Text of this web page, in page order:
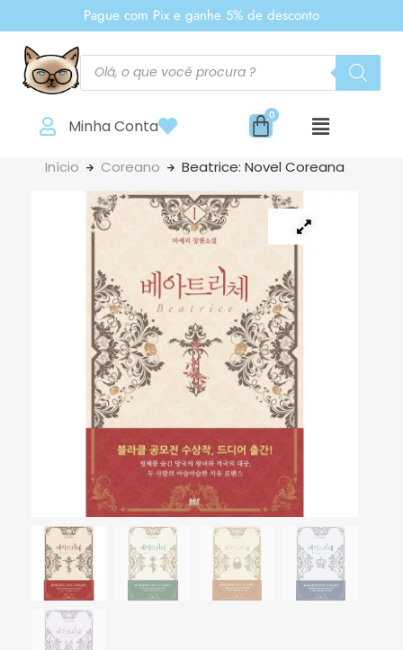
Pague com Pix e ganhe 5% de desconto
Minha Conta
Início Coreano Beatrice: Novel Coreana